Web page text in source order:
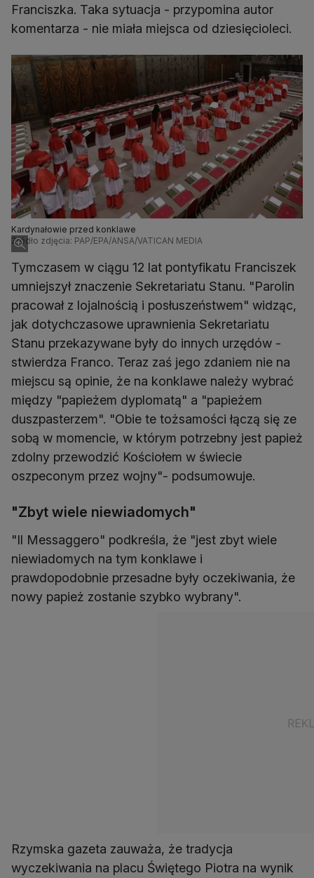
Franciszka. Taka sytuacja - przypomina autor
komentarza - nie miała miejsca od dziesięcioleci.
Kardynałowie przed konklawe
Źródło zdjęcia: PAP/EPA/ANSA/VATICAN MEDIA
Tymczasem w ciągu 12 lat pontyfikatu Franciszek
umniejszył znaczenie Sekretariatu Stanu. "Parolin
pracował z lojalnością i posłuszeństwem" widząc,
jak dotychczasowe uprawnienia Sekretariatu
Stanu przekazywane były do innych urzędów -
stwierdza Franco. Teraz zaś jego zdaniem nie na
miejscu są opinie, że na konklawe należy wybrać
między "papieżem dyplomatą" a "papieżem
duszpasterzem". "Obie te tożsamości łączą się ze
sobą w momencie, w którym potrzebny jest papież
zdolny przewodzić Kościołem w świecie
oszpeconym przez wojny"- podsumowuje.
"Zbyt wiele niewiadomych"
"Il Messaggero" podkreśla, że "jest zbyt wiele
niewiadomych na tym konklawe i
prawdopodobnie przesadne były oczekiwania, że
nowy papież zostanie szybko wybrany".
Rzymska gazeta zauważa, że tradycja
wyczekiwania na placu Świętego Piotra na wynik